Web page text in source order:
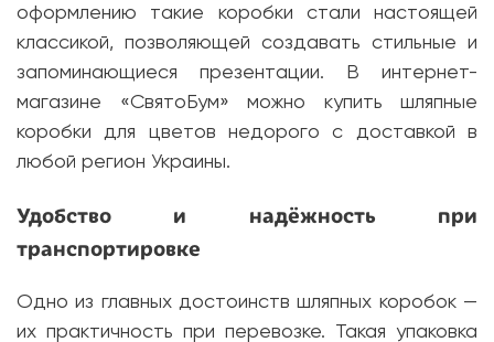
оформлению такие коробки стали настоящей
классикой, позволяющей создавать стильные и
запоминающиеся презентации. В интернет-
магазине «СвятоБум» можно купить шляпные
коробки для цветов недорого с доставкой в
любой регион Украины.
Удобство и надёжность при
транспортировке
Одно из главных достоинств шляпных коробок —
их практичность при перевозке. Такая упаковка